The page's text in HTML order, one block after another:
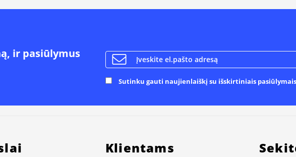
ir pasiūlymus
Sutinku gauti naujienlaiškį su išskirtiniais pasiūlymais
Klientams